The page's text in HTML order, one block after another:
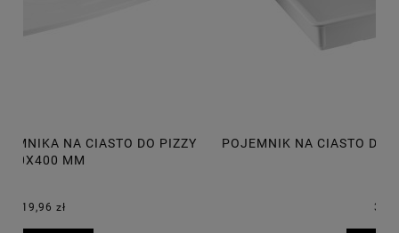
POJEMNIK NA CIASTO DO PIZZY 600X400X75 MM, 14L